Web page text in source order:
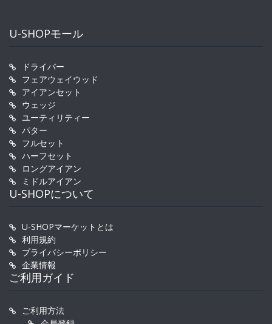
U-SHOPモール
ドライバー
フェアウェイウッド
アイアンセット
ウェッジ
ユーティリティー
パター
フルセット
ハーフセット
ロングアイアン
ミドルアイアン
U-SHOPについて
U-SHOPマーケットとは
利用規約
プライバシーポリシー
企業情報
ご利用ガイド
ご利用方法